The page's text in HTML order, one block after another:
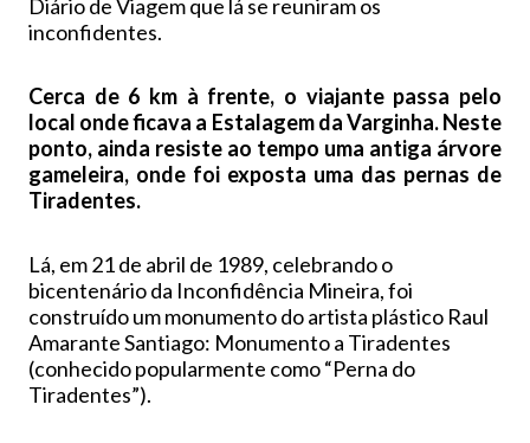
Diário de Viagem que lá se reuniram os
inconfidentes.
Cerca de 6 km à frente, o viajante passa pelo
local onde ficava a Estalagem da Varginha. Neste
ponto, ainda resiste ao tempo uma antiga árvore
gameleira, onde foi exposta uma das pernas de
Tiradentes.
Lá, em 21 de abril de 1989, celebrando o
bicentenário da Inconfidência Mineira, foi
construído um monumento do artista plástico Raul
Amarante Santiago: Monumento a Tiradentes
(conhecido popularmente como “Perna do
Tiradentes”).